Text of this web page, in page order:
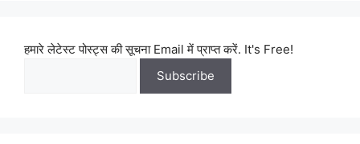
हमारे लेटेस्ट पोस्ट्स की सूचना Email में प्राप्त करें. It's Free!